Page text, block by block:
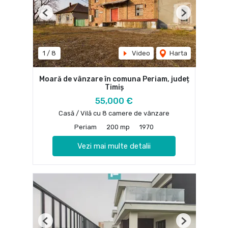
1 / 8 Video Harta
Previous Next
Moară de vânzare în comuna Periam, județ
Timiș
55,000 €
Casă / Vilă cu 8 camere de vânzare
Periam
200 mp 1970
Vezi mai multe detalii
Previous Next